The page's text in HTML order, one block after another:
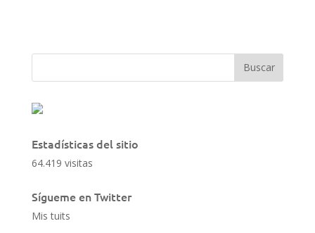
Estadísticas del sitio
64.419 visitas
Sígueme en Twitter
Mis tuits